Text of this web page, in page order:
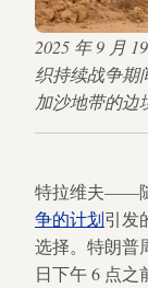
2025 年 9 月
织持续战争期
加沙地带的边
特拉维夫——
争的计划引发
选择。特朗普
日下午 6 点之